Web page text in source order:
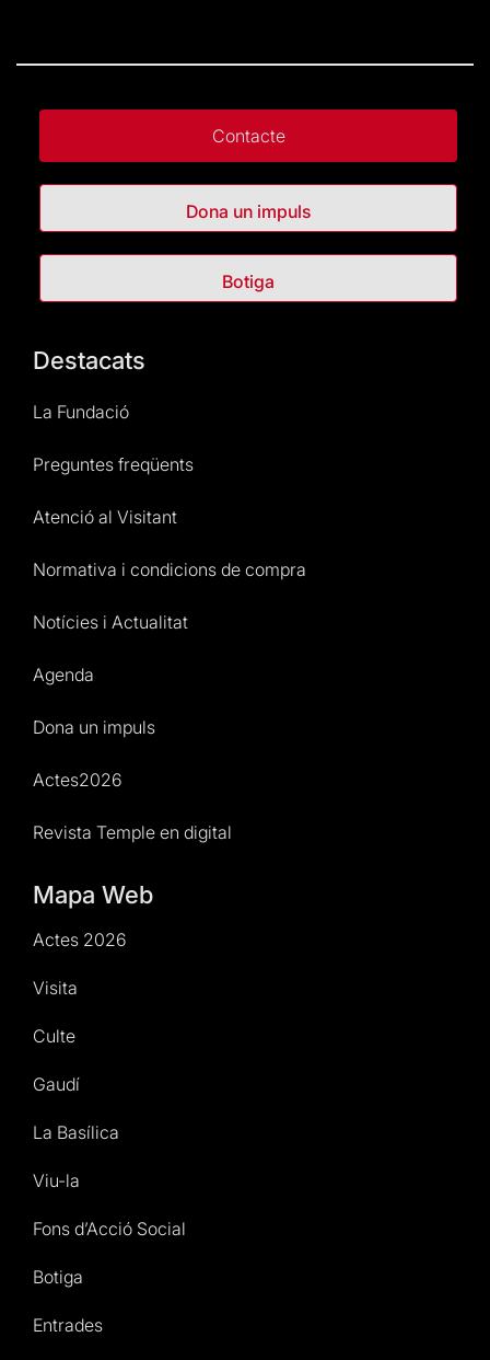
Contacte
Dona un impuls
Botiga
Destacats
La Fundació
Preguntes freqüents
Atenció al Visitant
Normativa i condicions de compra
Notícies i Actualitat
Agenda
Dona un impuls
Actes2026
Revista Temple en digital
Mapa Web
Actes 2026
Visita
Culte
Gaudí
La Basílica
Viu-la
Fons d’Acció Social
Botiga
Entrades